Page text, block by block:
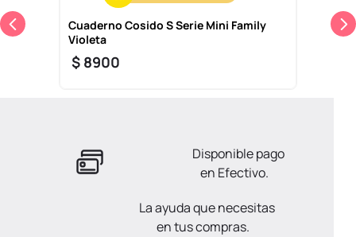
Cuaderno Cosido S Serie Mini Family
Violeta
$ 8900
Disponible pago
en Efectivo.
La ayuda que necesitas
en tus compras.